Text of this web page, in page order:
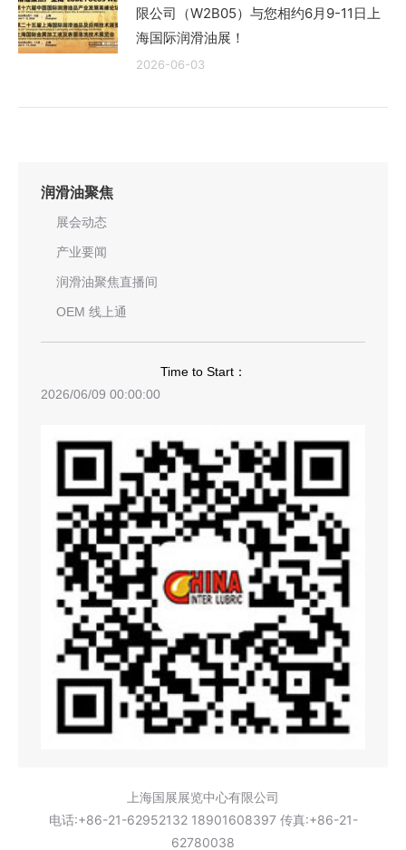
限公司（W2B05）与您相约6月9-11日上
海国际润滑油展！
2026-06-03
润滑油聚焦
展会动态
产业要闻
润滑油聚焦直播间
OEM 线上通
Time to Start：
2026/06/09 00:00:00
上海国展展览中心有限公司
电话:+86-21-62952132 18901608397 传真:+86-21-
62780038